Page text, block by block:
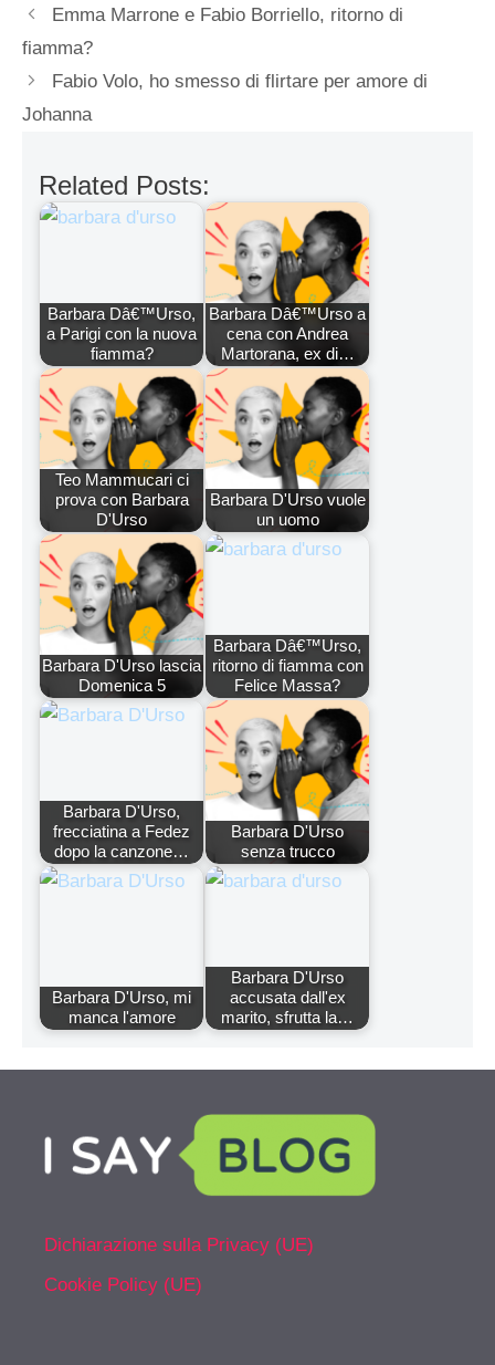
Emma Marrone e Fabio Borriello, ritorno di
fiamma?
Fabio Volo, ho smesso di flirtare per amore di
Johanna
Related Posts:
Barbara Dâ€™Urso,
a Parigi con la nuova
fiamma?
Barbara Dâ€™Urso a
cena con Andrea
Martorana, ex di…
Teo Mammucari ci
prova con Barbara
D'Urso
Barbara D'Urso vuole
un uomo
Barbara D'Urso lascia
Domenica 5
Barbara Dâ€™Urso,
ritorno di fiamma con
Felice Massa?
Barbara D'Urso,
frecciatina a Fedez
dopo la canzone…
Barbara D'Urso
senza trucco
Barbara D'Urso, mi
manca l'amore
Barbara D'Urso
accusata dall'ex
marito, sfrutta la…
Dichiarazione sulla Privacy (UE)
Cookie Policy (UE)